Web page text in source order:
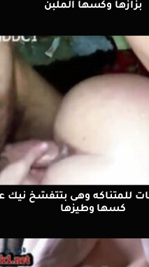
بزازها وكسها الملبن
للمتناكه وهى بتتفشخ نيك
كسها وطيزها